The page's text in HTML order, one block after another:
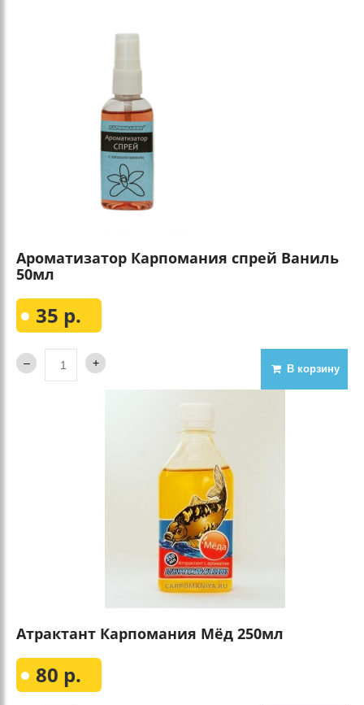
Ароматизатор Карпомания спрей Ваниль
50мл
35 р.
В корзину
Атрактант Карпомания Мёд 250мл
80 р.